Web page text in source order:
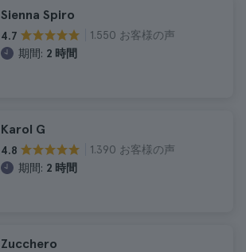
Sienna Spiro
4.7
1.550 お客様の声
期間: 2 時間
Karol G
4.8
1.390 お客様の声
期間: 2 時間
Zucchero